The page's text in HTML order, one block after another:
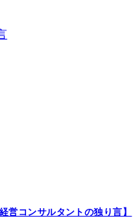
営コンサルタントの独り言】